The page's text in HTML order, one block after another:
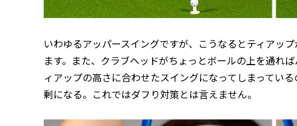
いわゆるアッパースイングですが、こうなるとティアッ
ます。また、クラブヘッドがちょっとボールの上を通れ
ィアップの高さに合わせたスイングになってしまってい
剰になる。これではダフり対策とは言えません。